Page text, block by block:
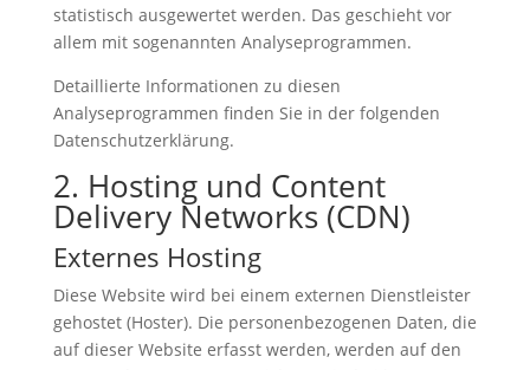
statistisch ausgewertet werden. Das geschieht vor
allem mit sogenannten Analyseprogrammen.
Detaillierte Informationen zu diesen
Analyseprogrammen finden Sie in der folgenden
Datenschutzerklärung.
2. Hosting und Content
Delivery Networks (CDN)
Externes Hosting
Diese Website wird bei einem externen Dienstleister
gehostet (Hoster). Die personenbezogenen Daten, die
auf dieser Website erfasst werden, werden auf den